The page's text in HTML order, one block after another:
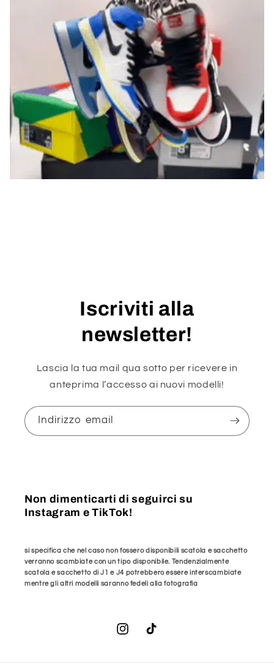
Iscriviti alla
newsletter!
Lascia la tua mail qua sotto per ricevere in
anteprima l’accesso ai nuovi modelli!
Indirizzo email
Non dimenticarti di seguirci su
Instagram e TikTok!
si specifica che nel caso non fossero disponibili scatola e sacchetto
verranno scambiate con un tipo disponibile. Tendenzialmente
scatola e sacchetto di J1 e J4 potrebbero essere interscambiate
mentre gli altri modelli saranno fedeli alla fotografia
InstagramTikTok